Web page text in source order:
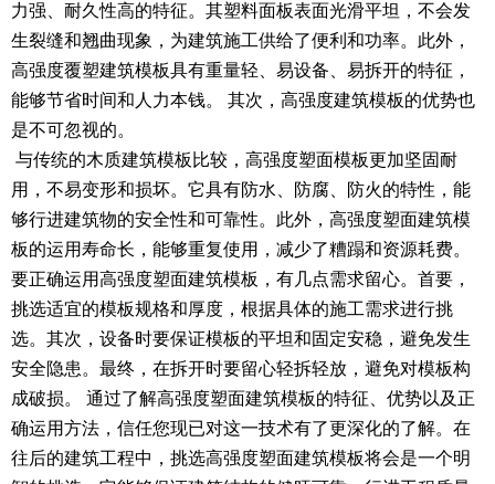
力强、耐久性高的特征。其塑料面板表面光滑平坦，不会发
生裂缝和翘曲现象，为建筑施工供给了便利和功率。此外，
高强度覆塑建筑模板具有重量轻、易设备、易拆开的特征，
能够节省时间和人力本钱。 其次，高强度建筑模板的优势也
是不可忽视的。
与传统的木质建筑模板比较，高强度塑面模板更加坚固耐
用，不易变形和损坏。它具有防水、防腐、防火的特性，能
够行进建筑物的安全性和可靠性。此外，高强度塑面建筑模
板的运用寿命长，能够重复使用，减少了糟蹋和资源耗费。
要正确运用高强度塑面建筑模板，有几点需求留心。首要，
挑选适宜的模板规格和厚度，根据具体的施工需求进行挑
选。其次，设备时要保证模板的平坦和固定安稳，避免发生
安全隐患。最终，在拆开时要留心轻拆轻放，避免对模板构
成破损。 通过了解高强度塑面建筑模板的特征、优势以及正
确运用方法，信任您现已对这一技术有了更深化的了解。在
往后的建筑工程中，挑选高强度塑面建筑模板将会是一个明